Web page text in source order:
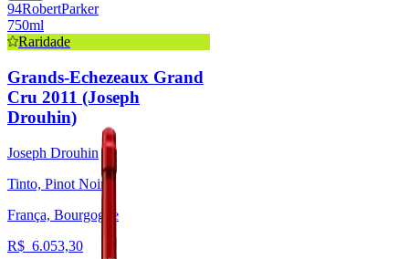
94RobertParker
750ml
Raridade
Grands-Echezeaux Grand
Cru 2011 (Joseph
Drouhin)
Joseph Drouhin
Tinto, Pinot Noir
França, Bourgogne
R$ 6.053,30